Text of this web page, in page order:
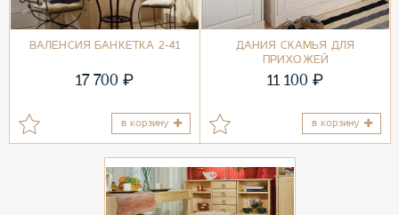
ВАЛЕНСИЯ БАНКЕТКА 2-41
17 700 ₽
в корзину
ДАНИЯ СКАМЬЯ ДЛЯ
ПРИХОЖЕЙ
11 100 ₽
в корзину